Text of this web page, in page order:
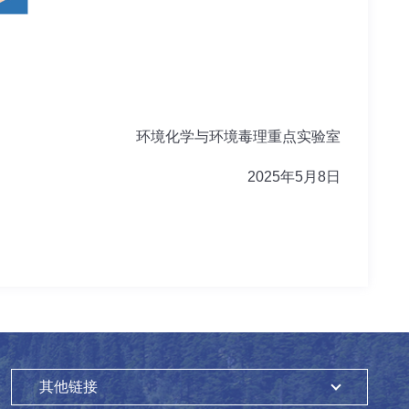
环境化学与环境毒理重点实验室
2025年5月 8日
其他链接